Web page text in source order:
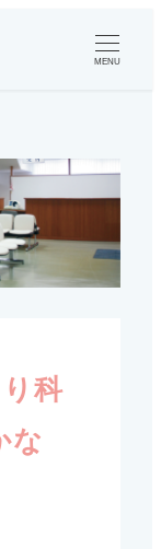
MENU
科
な